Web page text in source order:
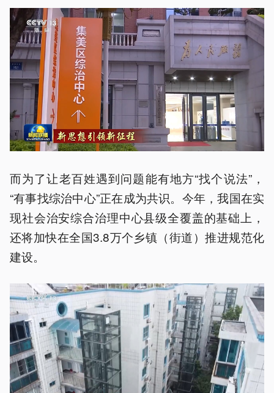
而为了让老百姓遇到问题能有地方“找个说法”，
“有事找综治中心”正在成为共识。今年，我国在实
现社会治安综合治理中心县级全覆盖的基础上，
还将加快在全国3.8万个乡镇（街道）推进规范化
建设。